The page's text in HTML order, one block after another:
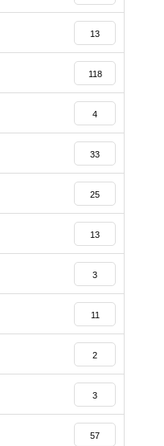
13
118
4
33
25
13
3
11
2
3
57